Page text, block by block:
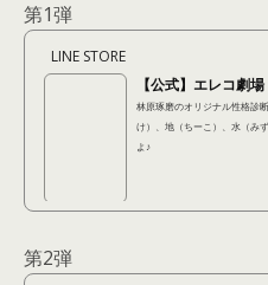
第1弾
LINE STORE
【公式】エレコ劇
林原琢磨のオリジナル性格診
け）、地（ちーこ）、水（み
よ♪
第2弾